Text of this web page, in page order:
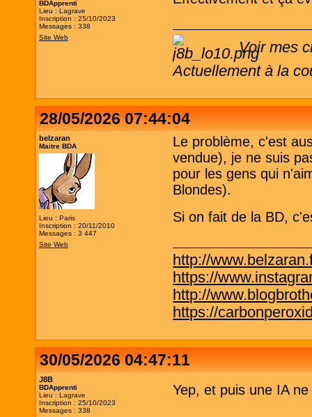
BDApprenti
Lieu : Lagrave
Inscription : 25/10/2023
Messages : 338
Site Web
Voir mes
Actuellement à la
28/05/2026 07:44:04
belzaran
Maitre BDA
Lieu : Paris
Inscription : 20/11/2010
Messages : 3 447
Site Web
Le problème, c'est
vendue), je ne suis
pour les gens qui
Blondes).
Si on fait de la BD,
http://
https://
http://
https://
30/05/2026 04:47:11
J8B
BDApprenti
Lieu : Lagrave
Inscription : 25/10/2023
Messages : 338
Yep, et puis une IA